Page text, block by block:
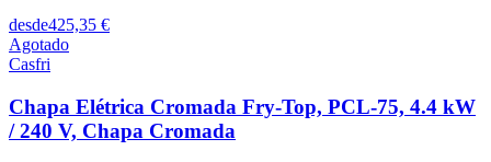
desde425,35 €
Agotado
Casfri
Chapa Elétrica Cromada Fry-Top, PCL-75, 4.4 kW
/ 240 V, Chapa Cromada